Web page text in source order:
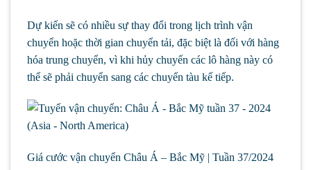
Dự kiến ​​sẽ có nhiều sự thay đổi trong lịch trình vận
chuyển hoặc thời gian chuyển tải, đặc biệt là đối với hàng
hóa trung chuyển, vì khi hủy chuyến các lô hàng này có
thể sẽ phải chuyển sang các chuyến tàu kế tiếp.
Giá cước vận chuyển Châu Á – Bắc Mỹ | Tuần 37/2024